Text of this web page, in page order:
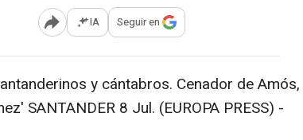
Abrir opciones para compartir
IA Seguir en
y cántabros. Cenador de Amós,
SANTANDER 8 Jul. (EUROPA PRESS) -